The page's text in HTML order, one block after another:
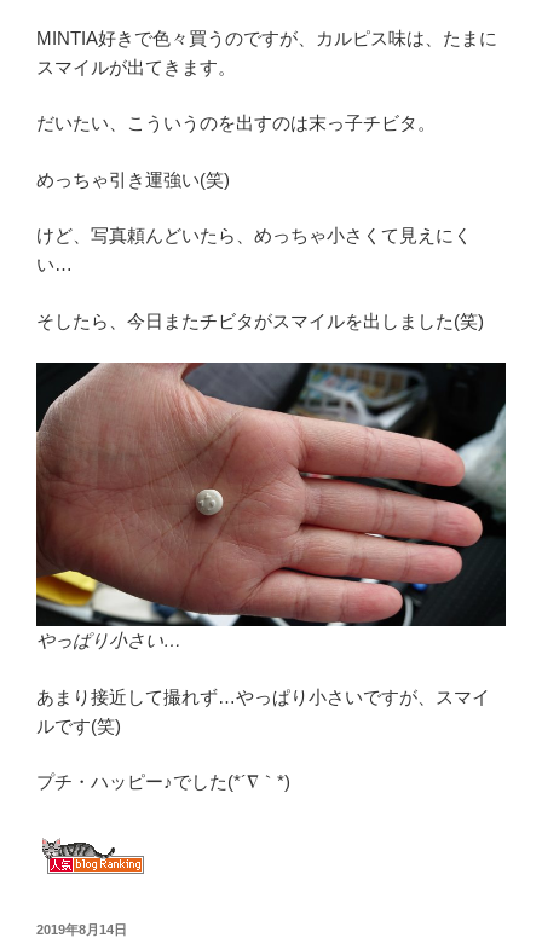
MINTIA好きで色々買うのですが、カルピス味は、たまに
スマイルが出てきます。
だいたい、こういうのを出すのは末っ子チビタ。
めっちゃ引き運強い(笑)
けど、写真頼んどいたら、めっちゃ小さくて見えにく
い…
そしたら、今日またチビタがスマイルを出しました(笑)
やっぱり小さい…
あまり接近して撮れず…やっぱり小さいですが、スマイ
ルです(笑)
プチ・ハッピー♪でした(*´∇｀*)
投
2019年8月14日